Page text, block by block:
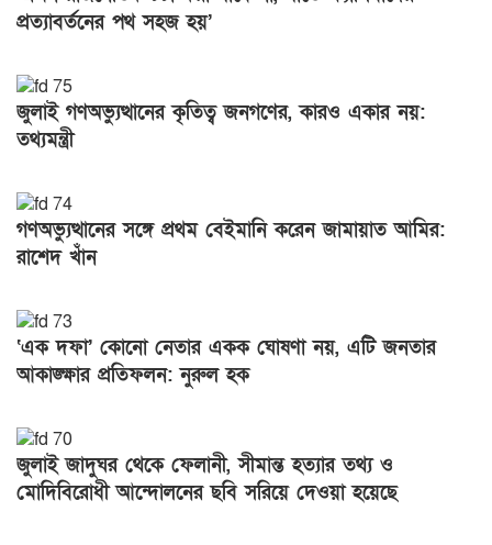
প্রত্যাবর্তনের পথ সহজ হয়’
জুলাই গণঅভ্যুত্থানের কৃতিত্ব জনগণের, কারও একার নয়:
তথ্যমন্ত্রী
গণঅভ্যুত্থানের সঙ্গে প্রথম বেইমানি করেন জামায়াত আমির:
রাশেদ খাঁন
‘এক দফা’ কোনো নেতার একক ঘোষণা নয়, এটি জনতার
আকাঙ্ক্ষার প্রতিফলন: নুরুল হক
জুলাই জাদুঘর থেকে ফেলানী, সীমান্ত হত্যার তথ্য ও
মোদিবিরোধী আন্দোলনের ছবি সরিয়ে দেওয়া হয়েছে